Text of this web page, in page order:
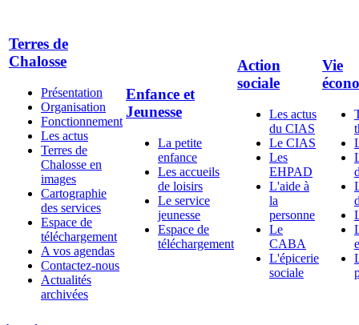
Terres de
Chalosse
Présentation
Organisation
Fonctionnement
Les actus
Terres de
Chalosse en
images
Cartographie
des services
Espace de
téléchargement
A vos agendas
Contactez-nous
Actualités
archivées
Enfance et
Jeunesse
La petite
enfance
Les accueils
de loisirs
Le service
jeunesse
Espace de
téléchargement
Action
sociale
Les actus
du CIAS
Le CIAS
Les
EHPAD
L'aide à
la
personne
Le
CABA
L'épicerie
sociale
Vie